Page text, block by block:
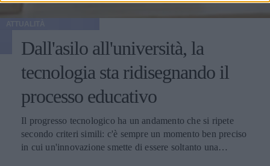
Dall'asilo all'università, la
tecnologia sta ridisegnando il
processo educativo
Il progresso tecnologico ha un andamento che si ripete
secondo criteri simili: c'è sempre un momento ben preciso
in cui un'innovazione smette di essere soltanto una